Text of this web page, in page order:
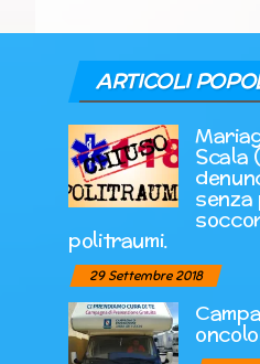
ARTICOLI
Scala
politraumi.
29 Settembre 2018